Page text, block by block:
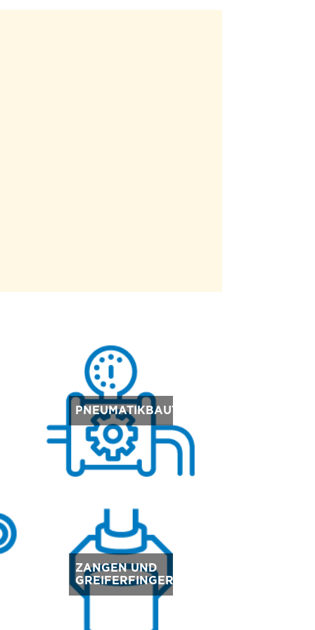
PNEUMATIKBAUTEILE
ZANGEN UND
GREIFERFINGER